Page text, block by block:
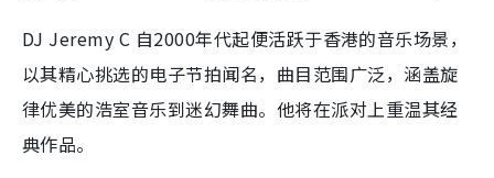
DJ Jeremy C 自2000年代起便活跃于香港的音乐场景，
以其精心挑选的电子节拍闻名，曲目范围广泛，涵盖旋
律优美的浩室音乐到迷幻舞曲。他将在派对上重温其经
典作品。